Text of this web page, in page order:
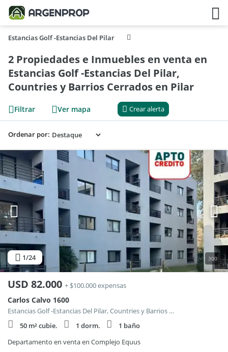
Estancias Golf -Estancias Del Pilar
2 Propiedades e Inmuebles en venta en
Estancias Golf -Estancias Del Pilar,
Countries y Barrios Cerrados en Pilar
Filtrar Ver mapa Crear alerta
Ordenar por:
1/24 300
USD 82.000 + $100.000 expensas
Carlos Calvo 1600
Estancias Golf -Estancias Del Pilar, Countries y Barrios Cerrados en Pilar
50 m² cubie.
1 dorm.
1 baño
Departamento en venta en Complejo Equus